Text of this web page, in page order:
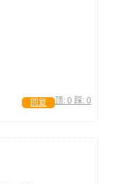
顶: 0 踩: 0
回复